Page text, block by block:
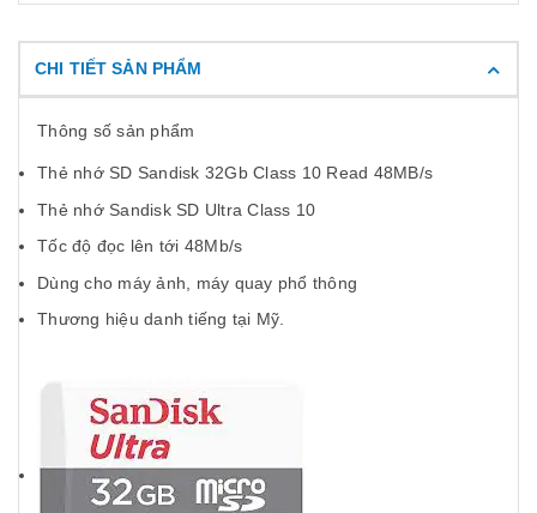
CHI TIẾT SẢN PHẨM
Thông số sản phẩm
Thẻ nhớ SD Sandisk 32Gb Class 10 Read 48MB/s
Thẻ nhớ Sandisk SD Ultra Class 10
Tốc độ đọc lên tới 48Mb/s
Dùng cho máy ảnh, máy quay phổ thông
Thương hiệu danh tiếng tại Mỹ.